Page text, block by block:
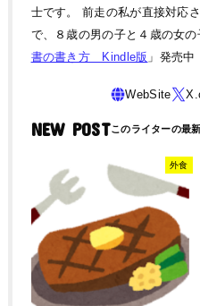
士です。 前走の私が直接対応
で、８歳の男の子と４歳の女
書の書き方 Kindle版 」発売中
NEW POST
外食